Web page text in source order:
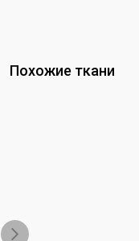
Похожие ткани